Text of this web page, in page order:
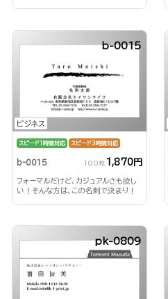
ビジネス
b-0015
スピード1時間対応 スピード3時間対応
b-0015 100枚 1,870円
フォーマルだけど、カジュアルさも欲し
い！そんな方は、この名刺で決まり！
pk-0809